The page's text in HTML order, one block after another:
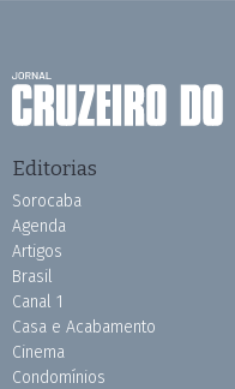
Editorias
Sorocaba
Agenda
Artigos
Brasil
Canal 1
Casa e Acabamento
Cinema
Condomínios